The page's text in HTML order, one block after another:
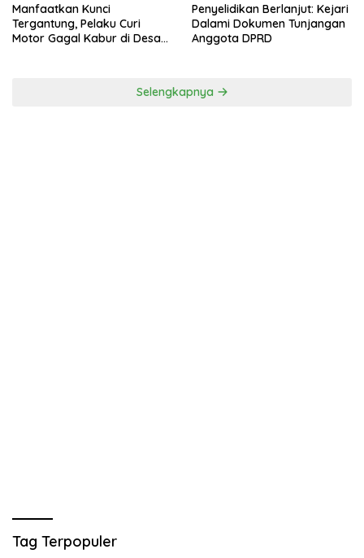
Manfaatkan Kunci
Tergantung, Pelaku Curi
Motor Gagal Kabur di Desa
Penyelidikan Berlanjut: Kejari
Dalami Dokumen Tunjangan
Anggota DPRD
Selengkapnya
Tag Terpopuler